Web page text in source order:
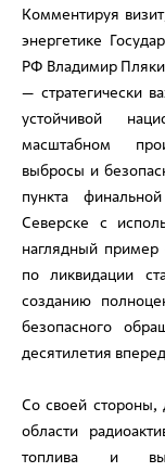
Комментируя
энергетике
РФ Владимир
— стратегически
устойчивой
масштабном
выбросы и
пункта
Северске с
наглядный пример
по ликвидации
созданию
безопасного
десятилетия
Со своей стороны,
области
топлива и